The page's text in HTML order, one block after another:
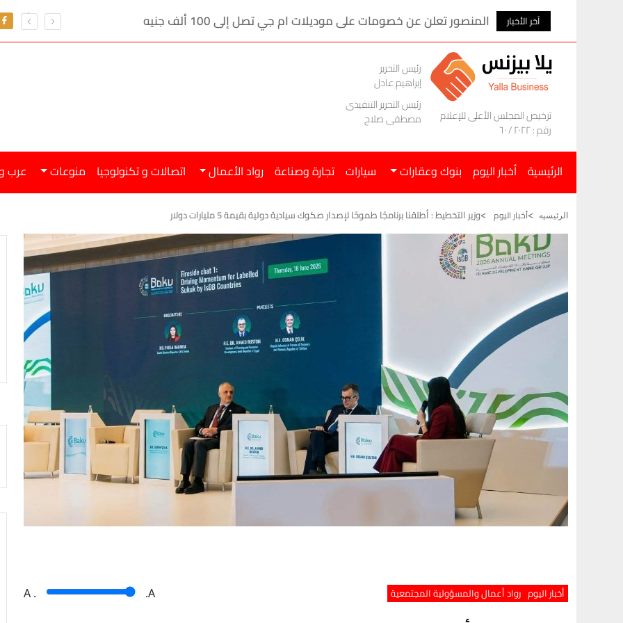
آخر الأخبار المنصور تعلن عن خصومات على موديلات ام جي تصل إلى 100 ألف جنيه
ترخيص المجلس الأعلى للإعلام
رقم : ٢٠٢٢ / ٦٠
رئيس التحرير
إبراهيم عادل
رئيس التحرير التنفيذى
مصطفى صلاح
الرئيسية أخبار اليوم بنوك وعقارات سيارات تجارة وصناعة رواد الأعمال اتصالات و تكنولوجيا منوعات عرب
الرئيسيه أخبار اليوم وزير التخطيط : أطلقنا برنامجًا طموحًا لإصدار صكوك سيادية دولية بقيمة 5 مليارات دولار
أخبار اليوم رواد أعمال والمسؤولية المجتمعية A . .A